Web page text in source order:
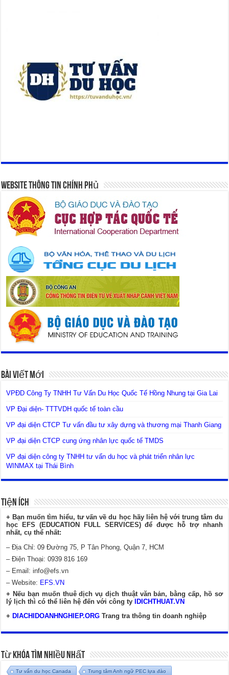
Website Thông Tin Chính Phủ
Bài Viết Mới
VPĐD Công Ty TNHH Tư Vấn Du Học Quốc Tế Hồng Nhung tại Gia Lai
VP Đại diện- TTTVDH quốc tế toàn cầu
VP đại diện CTCP Tư vấn đầu tư xây dựng và thương mại Thanh Giang
VP đại diện CTCP cung ứng nhân lực quốc tế TMDS
VP đại diện công ty TNHH tư vấn du học và phát triển nhân lực
WINMAX tại Thái Bình
Tiện Ích
+ Bạn muốn tìm hiểu, tư vấn về du học hãy liên hệ với trung tâm du
học EFS (EDUCATION FULL SERVICES) để được hỗ trợ nhanh
nhất, cụ thể nhất:
– Địa Chỉ: 09 Đường 75, P Tân Phong, Quận 7, HCM
– Điện Thoại: 0939 816 169
– Email:info@efs.vn
– Website: EFS.VN
+ Nếu bạn muốn thuê dịch vụ dịch thuật văn bản, bằng cấp, hồ sơ
lý lịch thì có thể liên hệ đến với công ty
IDICHTHUAT.VN
+ DIACHIDOANHNGHIEP.ORG Trang tra thông tin doanh nghiệp
Từ Khóa Tìm Nhiều Nhất
Tư vấn du học Canada Trung tâm Anh ngữ PEC lựa đào